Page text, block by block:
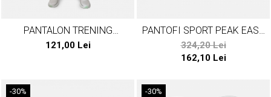
PANTALON TRENING
POLIESTER PEAK TEAM23
NEGRU
121,00 Lei
PANTOFI SPORT PEAK EASY
LUXURY FASHION ALB
324,20 Lei
162,10 Lei
-30% -30%